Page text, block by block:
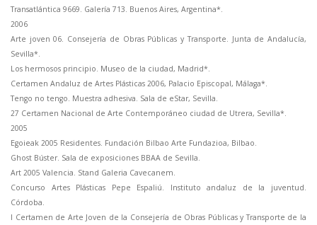
Transatlántica 9669. Galería 713. Buenos Aires, Argentina*.
2006
Arte joven 06. Consejería de Obras Públicas y Transporte. Junta de Andalucía,
Sevilla*.
Los hermosos principio. Museo de la ciudad, Madrid*.
Certamen Andaluz de Artes Plásticas 2006, Palacio Episcopal, Málaga*.
Tengo no tengo. Muestra adhesiva. Sala de eStar, Sevilla.
27 Certamen Nacional de Arte Contemporáneo ciudad de Utrera, Sevilla*.
2005
Egoieak 2005 Residentes. Fundación Bilbao Arte Fundazioa, Bilbao.
Ghost Búster. Sala de exposiciones BBAA de Sevilla.
Art 2005 Valencia. Stand Galeria Cavecanem.
Concurso Artes Plásticas Pepe Espaliú. Instituto andaluz de la juventud.
Córdoba.
I Certamen de Arte Joven de la Consejería de Obras Públicas y Transporte de la